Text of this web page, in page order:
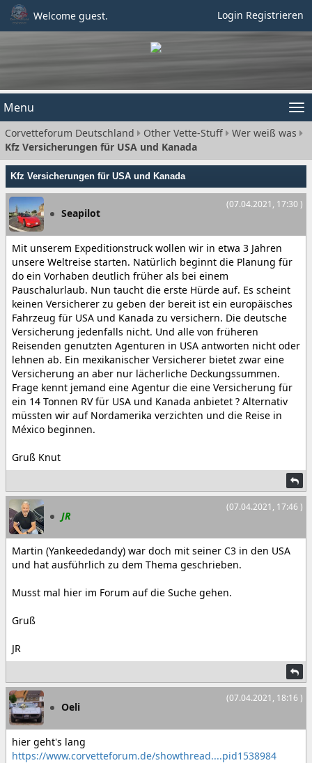
Welcome guest. Login Registrieren
Menu
Corvetteforum Deutschland Other Vette-Stuff
Wer weiß was
Kfz Versicherungen für USA und Kanada
Kfz Versicherungen für USA und Kanada
(07.04.2021, 17:30 )
Seapilot
Mit unserem Expeditionstruck wollen wir in etwa 3 Jahren
unsere Weltreise starten. Natürlich beginnt die Planung für
do ein Vorhaben deutlich früher als bei einem
Pauschalurlaub. Nun taucht die erste Hürde auf. Es scheint
keinen Versicherer zu geben der bereit ist ein europäisches
Fahrzeug für USA und Kanada zu versichern. Die deutsche
Versicherung jedenfalls nicht. Und alle von früheren
Reisenden genutzten Agenturen in USA antworten nicht oder
lehnen ab. Ein mexikanischer Versicherer bietet zwar eine
Versicherung an aber nur lächerliche Deckungssummen.
Frage kennt jemand eine Agentur die eine Versicherung für
ein 14 Tonnen RV für USA und Kanada anbietet ? Alternativ
müssten wir auf Nordamerika verzichten und die Reise in
México beginnen.
Gruß Knut
(07.04.2021, 17:46 )
JR
Martin (Yankeededandy) war doch mit seiner C3 in den USA
und hat ausführlich zu dem Thema geschrieben.
Musst mal hier im Forum auf die Suche gehen.
Gruß
JR
(07.04.2021, 18:16 )
Oeli
hier geht's lang
https://www.corvetteforum.de/showthread....pid1538984